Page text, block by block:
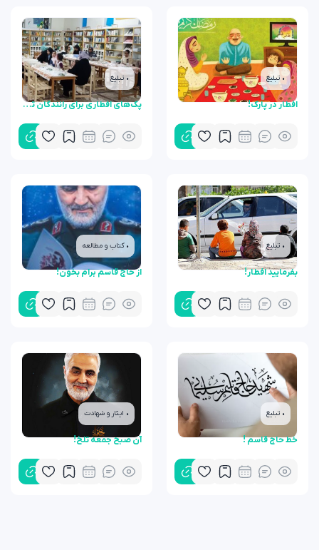
• تبلیغ
افطار در پارک!
• تبلیغ
پک‌های افطاری برای رانندگان تاکسی
• تبلیغ
بفرمایید افطار!
• کتاب و مطالعه
از حاج قاسم برام بخون!
• تبلیغ
خط حاج قاسم !
• ایثار و شهادت
آن صبح جمعه تلخ!